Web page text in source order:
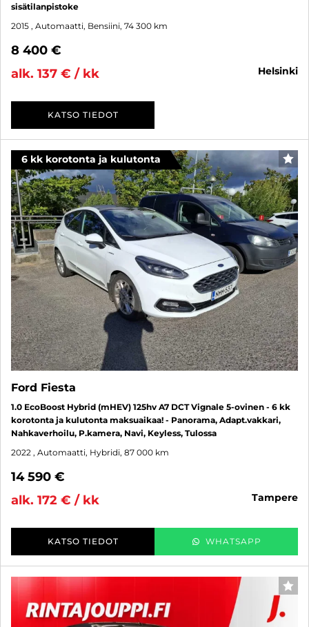
sisätilanpistoke
2015 , Automaatti, Bensiini, 74 300 km
8 400 €
alk. 137 € / kk
helsinki
KATSO TIEDOT
6 kk korotonta ja kulutonta
Ford Fiesta
1.0 EcoBoost Hybrid (mHEV) 125hv A7 DCT Vignale 5-ovinen - 6 kk
korotonta ja kulutonta maksuaikaa! - Panorama, Adapt.vakkari,
Nahkaverhoilu, P.kamera, Navi, Keyless, Tulossa
2022 , Automaatti, Hybridi, 87 000 km
14 590 €
alk. 172 € / kk
tampere
KATSO TIEDOT WHATSAPP